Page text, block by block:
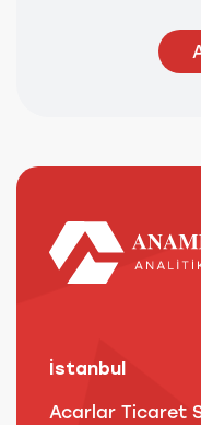
İstanbul
Acarlar Ticaret